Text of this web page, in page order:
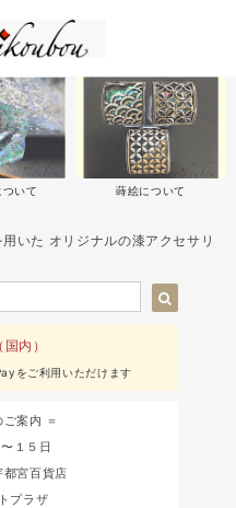
いて 蒔絵について
いた オリジナルの漆アクセサリ
内）
をご利用いただけます
案内 ＝
１５日
都宮百貨店
プラザ